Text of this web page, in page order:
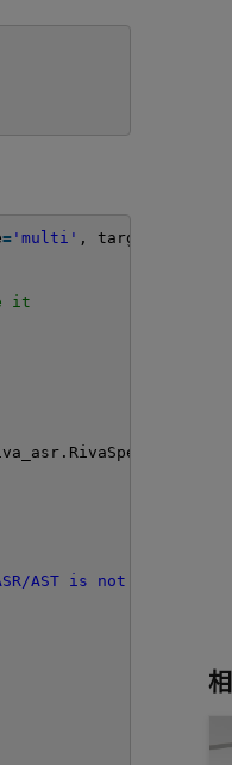
='multi' , target_language
it
AST is not available'